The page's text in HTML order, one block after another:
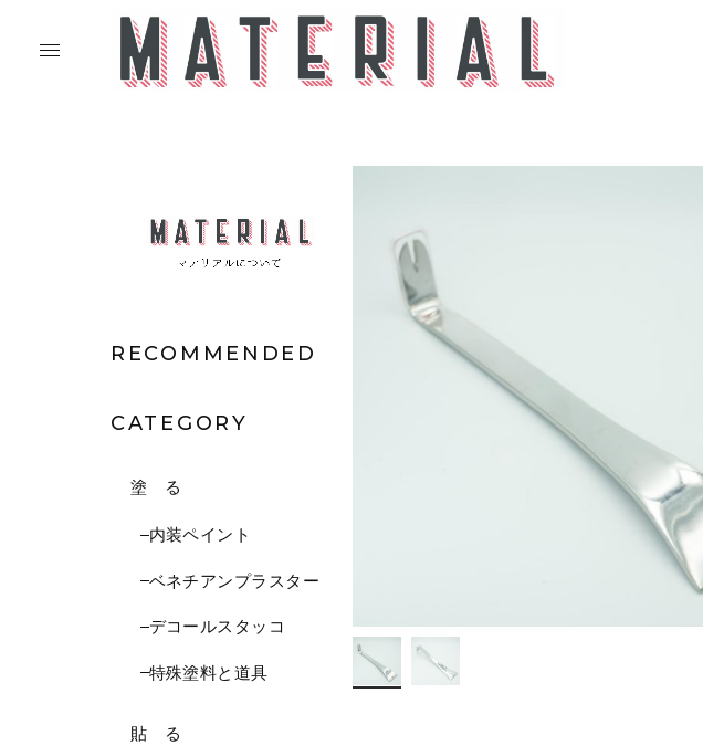
RECOMMENDED
CATEGORY
塗 る
内装ペイント
ベネチアンプラスター
デコールスタッコ
特殊塗料と道具
貼 る